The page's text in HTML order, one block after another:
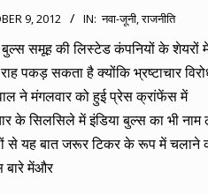
9, 2012 IN: नवा-जूनी,राजनीति
समूह की लिस्टेड कंपनियों के शेयरों
पकड़ सकता है क्योंकि भ्रष्टाचार
ने मंगलवार को हुई प्रेस क्रांफेंस में
के सिलसिले में इंडिया बुल्स का भी नाम
से यह बात जरूर टिकर के रूप में चलाने
बारे मेंऔर